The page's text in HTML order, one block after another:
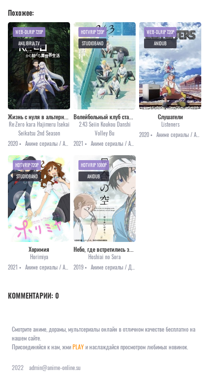
Похожее:
Re:Zero kara Hajimeru Isekai
Seikatsu 2nd Season
2020 •
WEB-DLRIP 720P
ANILIBRIA.TV
2.43 Seiin Koukou Danshi
Volley Bu
2021 •
HDTVRIP 720P
STUDIOBAND
Слушатели
Listeners
2020 •
WEB-DLRIP 720P
ANIDUB
Хоримия
Horimiya
2021 •
Аниме сериалы / Аниме 2021 / Комедия / Романтика
HDTVRIP 720P
STUDIOBAND
Небо, где встретились звёзды [все серии]
Hoshiai no Sora
2019 •
Аниме сериалы / Драма / Повседневность / Спорт
HDTVRIP 1080P
ANIDUB
КОММЕНТАРИИ: 0
Смотрите аниме, дорамы, мультсериалы онлайн в отличном качестве бесплатно на
нашем сайте.
Присоединяйся к нам, жмиPLAYи наслаждайся просмотром любимых новинок.
2022
admin@anime-online.su